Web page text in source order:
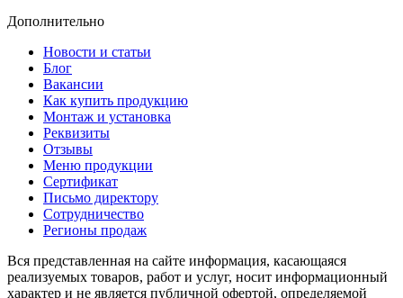
Дополнительно
Новости и статьи
Блог
Вакансии
Как купить продукцию
Монтаж и установка
Реквизиты
Отзывы
Меню продукции
Сертификат
Письмо директору
Сотрудничество
Регионы продаж
Вся представленная на сайте информация, касающаяся
реализуемых товаров, работ и услуг, носит информационный
характер и не является публичной офертой, определяемой